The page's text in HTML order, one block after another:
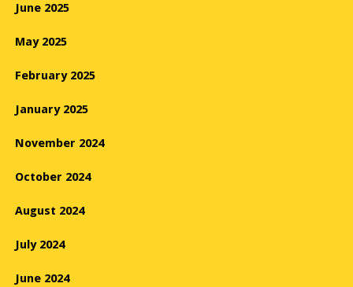
June 2025
May 2025
February 2025
January 2025
November 2024
October 2024
August 2024
July 2024
June 2024